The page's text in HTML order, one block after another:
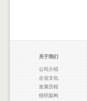
关于我们
公司介绍
企业文化
发展历程
组织架构